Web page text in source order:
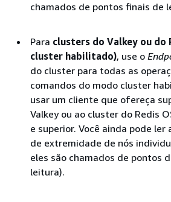
chamados de pontos finais de
Para clusters do Valkey ou do
cluster habilitado), use o
do cluster para todas as
comandos do modo cluster
usar um cliente que ofereça
Valkey ou ao cluster do Redis
e superior. Você ainda pode
de extremidade de nós
eles são chamados de pontos
leitura).